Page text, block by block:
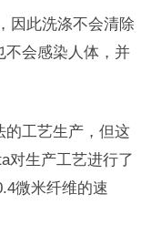
因此洗涤不会清除
不会感染人体，并
的工艺生产，但这
对生产工艺进行了
微米纤维的速